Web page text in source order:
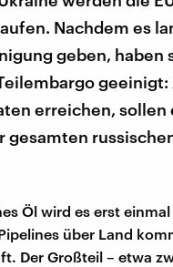
Nachdem es
geben, haben
geeinigt:
erreichen,
gesamten
Öl wird es erst
über Land
Der Großteil – etwa